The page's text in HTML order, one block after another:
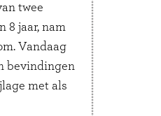
twee
8 jaar, nam
Vandaag
bevindingen
met als